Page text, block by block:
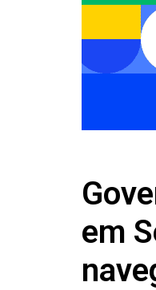
em